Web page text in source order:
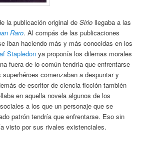
la publicación original deSirio llegaba a las
Raro. Al compás de las publicaciones
iban haciendo más y más conocidas en los
Stapledon ya proponía los dilemas morales
fuera de lo común tendría que enfrentarse
comenzaban a despuntar y
de escritor de ciencia ficción también
en aquella novela algunos de los
a los que un personaje que se
patrón tendría que enfrentarse. Eso sin
visto por sus rivales existenciales.